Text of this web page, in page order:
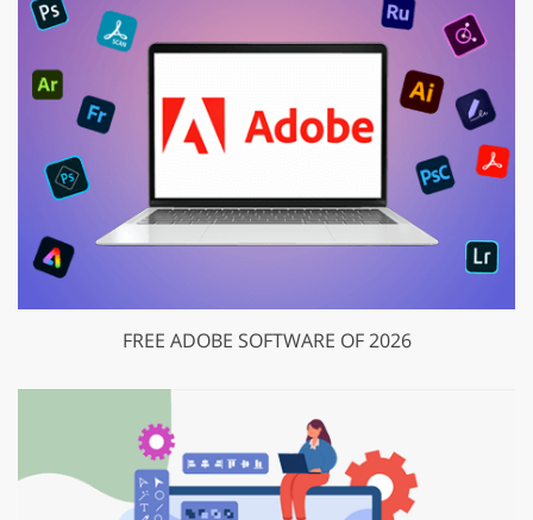
FREE ADOBE SOFTWARE OF 2026